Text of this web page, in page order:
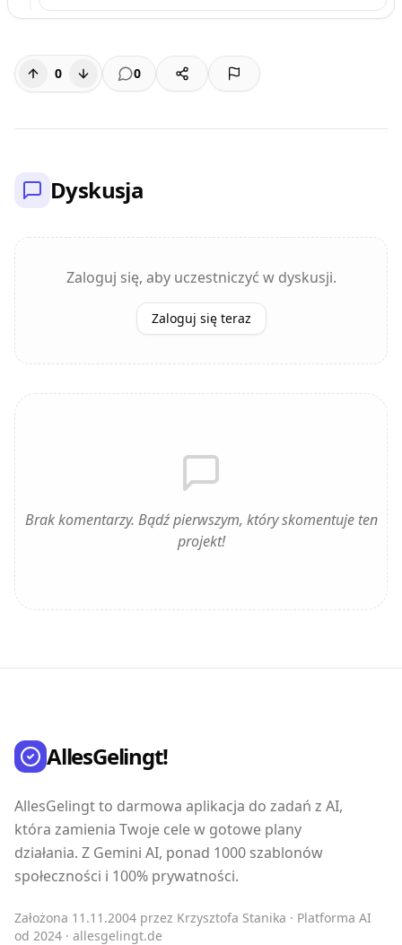
0 0
Dyskusja
Zaloguj się, aby uczestniczyć w dyskusji.
Zaloguj się teraz
Brak komentarzy. Bądź pierwszym, który skomentuje ten
projekt!
AllesGelingt!
AllesGelingt to darmowa aplikacja do zadań z AI,
która zamienia Twoje cele w gotowe plany
działania. Z Gemini AI, ponad 1000 szablonów
społeczności i 100% prywatności.
Założona 11.11.2004 przez Krzysztofa Stanika · Platforma AI
od 2024 · allesgelingt.de